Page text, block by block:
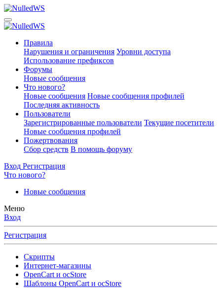
Правила
Нарушения и ограничения Уровни доступа
Использование префиксов
Форумы
Новые сообщения
Что нового?
Новые сообщения Новые сообщения профилей
Последняя активность
Пользователи
Зарегистрированные пользователи Текущие посетители
Новые сообщения профилей
Пожертвования
Сбор средств В помощь форуму
Вход Регистрация
Что нового?
Новые сообщения
Меню
Вход
Регистрация
Скрипты
Интернет-магазины
OpenCart и ocStore
Шаблоны OpenCart и ocStore